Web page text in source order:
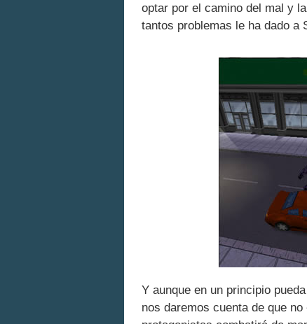
optar por el camino del mal y
tantos problemas le ha dado a
Y aunque en un principio
nos daremos cuenta de que